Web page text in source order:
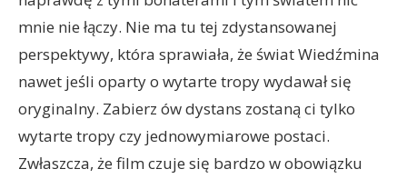
mnie nie łączy. Nie ma tu tej zdystansowanej
perspektywy, która sprawiała, że świat Wiedźmina
nawet jeśli oparty o wytarte tropy wydawał się
oryginalny. Zabierz ów dystans zostaną ci tylko
wytarte tropy czy jednowymiarowe postaci.
Zwłaszcza, że film czuje się bardzo w obowiązku